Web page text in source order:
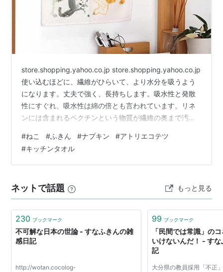
store.shopping.yahoo.co.jp store.shopping.yahoo.co.jp
使い込むほどに、繊維がひらいて、より水分を吸うよう
になります。丈夫で強く、長持ちします。吸水性と発散
性にすぐれ、吸水性は綿の倍とも言われています。リネ
ンには含まれるペクチンという物質が繊維の奥まで汚れ
ちやすいのが特徴です。欧米では、食器拭きとして古く
から親しまれています。食器拭きの他に炊飯器やコーヒ
ーメーカーの上に被せて埃よけとしたり、ナフキンみた
せ乾かしたり、お子様のお食事時にサッと首元…
#ねこ #ふきん #ナプキン #アトリエコテツ
#キッチンタオル
ネットで話題 もっと見る
230 ブックマーク
不可解な日本の世論 - すなふきんの雑
感日記
http://wotan.cocolog-
99 ブックマーク
「民間では常識」の
いけないんだ！ - す
記
大分県の教員採用「不正